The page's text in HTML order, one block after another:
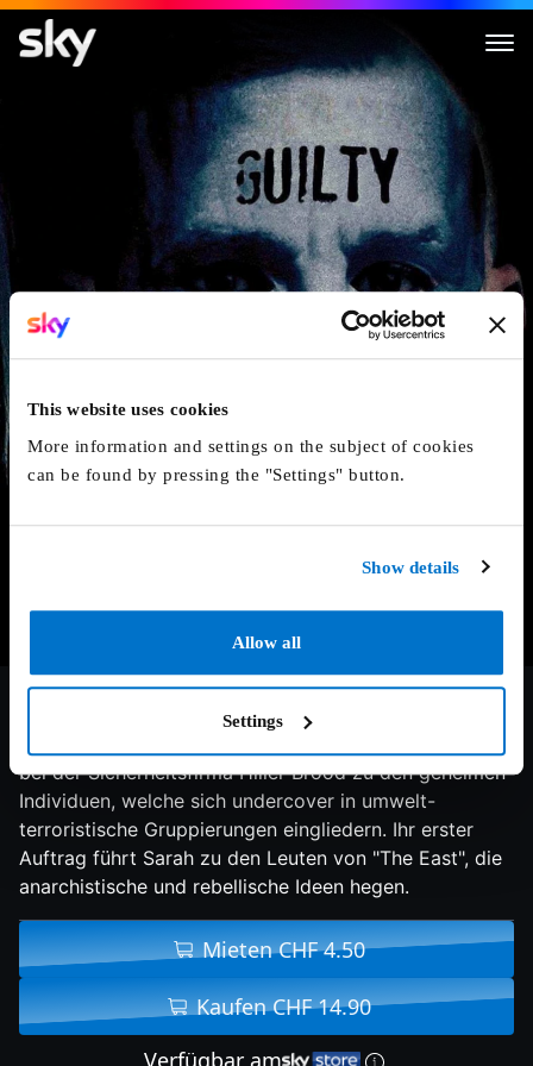
This website uses cookies
More information and settings on the subject of cookies
can be found by pressing the "Settings" button.
Show details
Allow all
Settings
The East
6.6/10 2013 116 min Thriller
bei der Sicherheitsfirma Hiller Brood zu den geheimen
Individuen, welche sich undercover in umwelt-
terroristische Gruppierungen eingliedern. Ihr erster
Auftrag führt Sarah zu den Leuten von "The East", die
anarchistische und rebellische Ideen hegen.
Mieten CHF 4.50
Kaufen CHF 14.90
Verfügbar am